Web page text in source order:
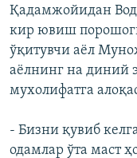
Қадамжойидан
кир ювиш
ўқитувчи аëл
аëлнинг на диний
мухолифатга
- Бизни қувиб
одамлар ўта маст